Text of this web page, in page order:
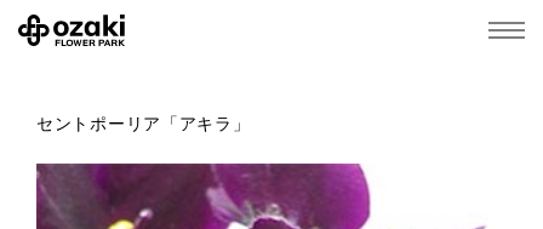
セントポーリア「アキラ」